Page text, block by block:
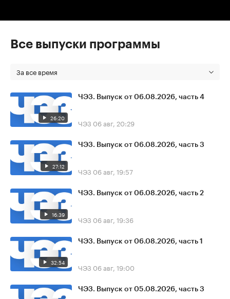
Все выпуски программы
За все время
26:20
ЧЭЗ. Выпуск от 06.08.2026, часть 4
ЧЭЗ 06 авг, 20:29
27:12
ЧЭЗ. Выпуск от 06.08.2026, часть 3
ЧЭЗ 06 авг, 19:57
16:39
ЧЭЗ. Выпуск от 06.08.2026, часть 2
ЧЭЗ 06 авг, 19:36
32:54
ЧЭЗ. Выпуск от 06.08.2026, часть 1
ЧЭЗ 06 авг, 19:00
ЧЭЗ. Выпуск от 05.08.2026, часть 3